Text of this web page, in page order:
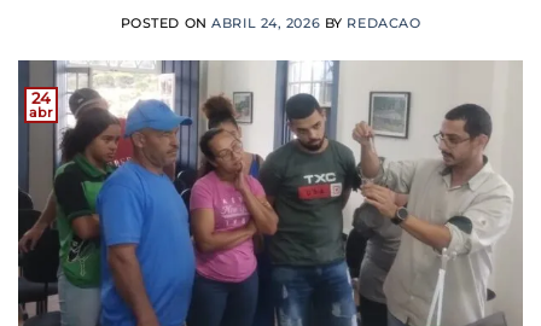
POSTED ONABRIL 24, 2026 BY REDACAO
24
abr